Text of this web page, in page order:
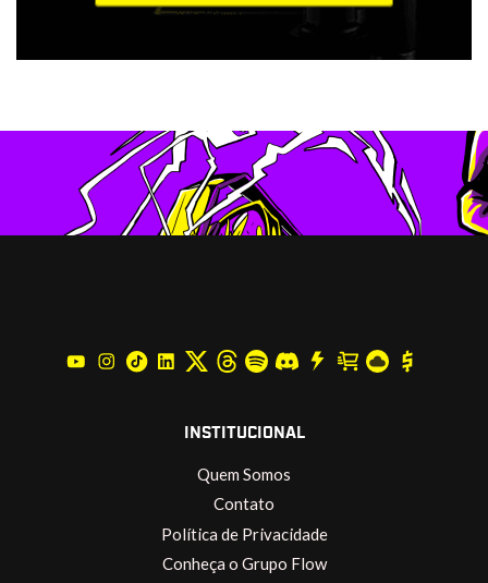
INSTITUCIONAL
Quem Somos
Contato
Política de Privacidade
Conheça o Grupo Flow